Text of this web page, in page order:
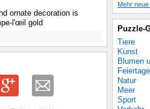
ornate decoration is
l'œil gold
Mehr
Puzzle-
Tiere
Kunst
Blumen
Feiertage
Natur
Meer
Sport